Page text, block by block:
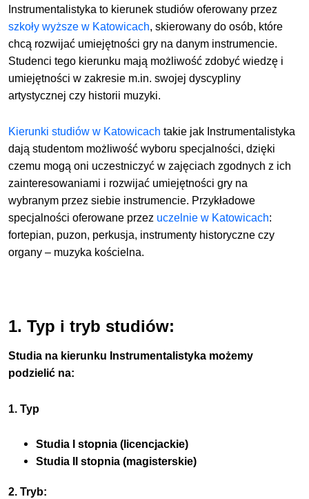
Instrumentalistyka to kierunek studiów oferowany przez
szkoły wyższe w Katowicach, skierowany do osób, które
chcą rozwijać umiejętności gry na danym instrumencie.
Studenci tego kierunku mają możliwość zdobyć wiedzę i
umiejętności w zakresie m.in. swojej dyscypliny
artystycznej czy historii muzyki.
Kierunki studiów w Katowicach takie jak Instrumentalistyka
dają studentom możliwość wyboru specjalności, dzięki
czemu mogą oni uczestniczyć w zajęciach zgodnych z ich
zainteresowaniami i rozwijać umiejętności gry na
wybranym przez siebie instrumencie. Przykładowe
specjalności oferowane przez uczelnie w Katowicach:
fortepian, puzon, perkusja, instrumenty historyczne czy
organy – muzyka kościelna.
1. Typ i tryb studiów:
Studia na kierunku Instrumentalistyka możemy
podzielić na:
1. Typ
Studia I stopnia (licencjackie)
Studia II stopnia (magisterskie)
2. Tryb: